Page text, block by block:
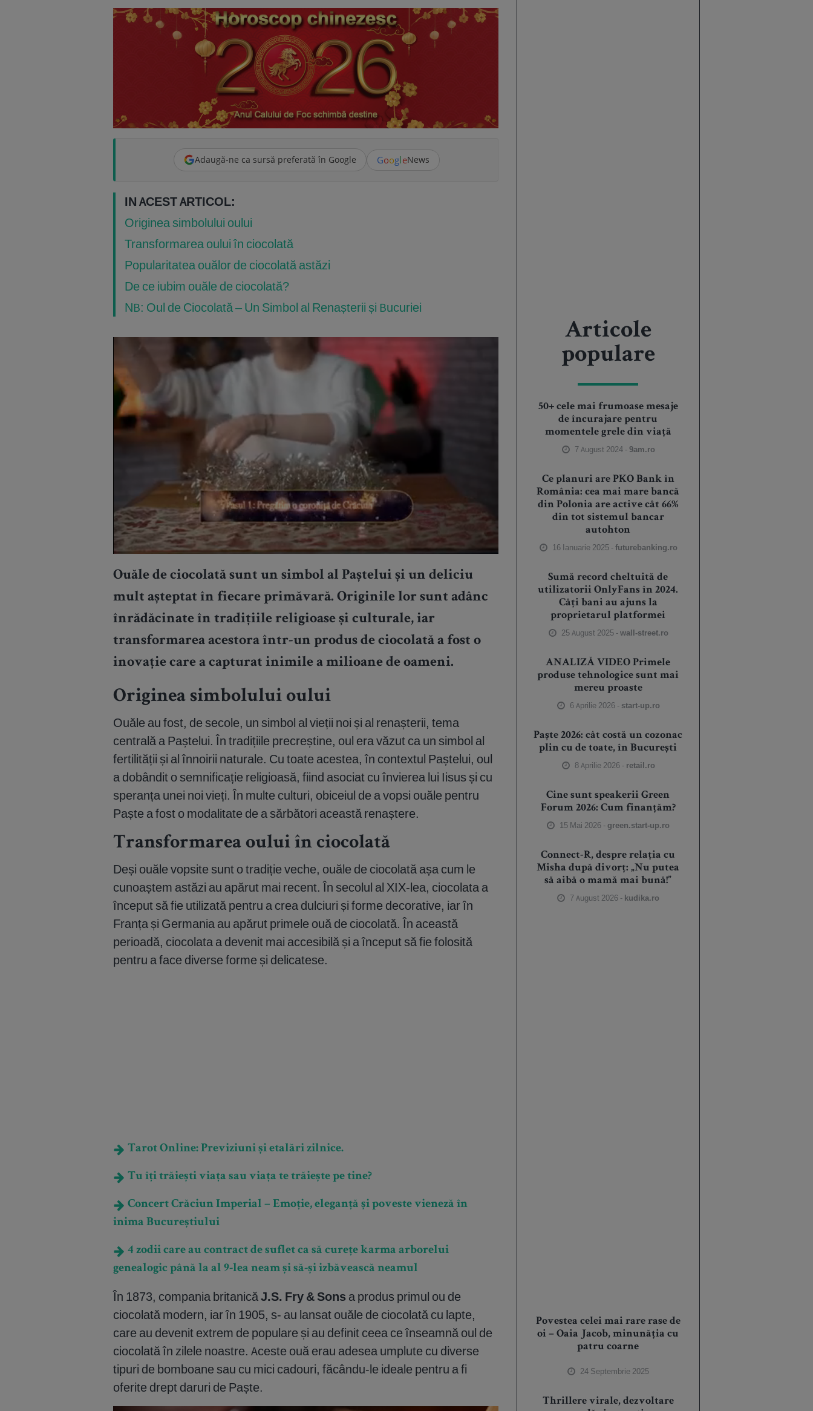
Adaugă-ne ca sursă preferată în Google GoogleNews
IN ACEST ARTICOL:
Originea simbolului oului
Transformarea oului în ciocolată
Popularitatea ouălor de ciocolată astăzi
De ce iubim ouăle de ciocolată?
NB: Oul de Ciocolată – Un Simbol al Renașterii și Bucuriei
Ouăle de ciocolată sunt un simbol al Paștelui și un deliciu
mult așteptat în fiecare primăvară. Originile lor sunt adânc
înrădăcinate în tradițiile religioase și culturale, iar
transformarea acestora într-un produs de ciocolată a fost o
inovație care a capturat inimile a milioane de oameni.
Originea simbolului oului
Ouăle au fost, de secole, un simbol al vieții noi și al renașterii, tema
centrală a Paștelui. În tradițiile precreștine, oul era văzut ca un simbol al
fertilității și al înnoirii naturale. Cu toate acestea, în contextul Paștelui, oul
a dobândit o semnificație religioasă, fiind asociat cu învierea lui Iisus și cu
speranța unei noi vieți. În multe culturi, obiceiul de a vopsi ouăle pentru
Paște a fost o modalitate de a sărbători această renaștere.
Transformarea oului în ciocolată
Deși ouăle vopsite sunt o tradiție veche, ouăle de ciocolată așa cum le
cunoaștem astăzi au apărut mai recent. În secolul al XIX-lea, ciocolata a
început să fie utilizată pentru a crea dulciuri și forme decorative, iar în
Franța și Germania au apărut primele ouă de ciocolată. În această
perioadă, ciocolata a devenit mai accesibilă și a început să fie folosită
pentru a face diverse forme și delicatese.
Tarot Online: Previziuni și etalări zilnice.
Tu îți trăiești viața sau viața te trăiește pe tine?
Concert Crăciun Imperial – Emoție, eleganță și poveste vieneză în
inima Bucureștiului
4 zodii care au contract de suflet ca să curețe karma arborelui
genealogic până la al 9-lea neam și să-și izbăvească neamul
În 1873, compania britanicăJ.S. Fry & Sons a produs primul ou de
ciocolată modern, iar în 1905, s- au lansat ouăle de ciocolată cu lapte,
care au devenit extrem de populare și au definit ceea ce înseamnă oul de
ciocolată în zilele noastre. Aceste ouă erau adesea umplute cu diverse
tipuri de bomboane sau cu mici cadouri, făcându-le ideale pentru a fi
oferite drept daruri de Paște.
Articole
populare
50+ cele mai frumoase mesaje
de încurajare pentru
momentele grele din viață
7 August 2024 -9am.ro
Ce planuri are PKO Bank în
România: cea mai mare bancă
din Polonia are active cât 66%
din tot sistemul bancar
autohton
16 Ianuarie 2025 -futurebanking.ro
Sumă record cheltuită de
utilizatorii OnlyFans în 2024.
Câți bani au ajuns la
proprietarul platformei
25 August 2025 -wall-street.ro
ANALIZĂ VIDEO Primele
produse tehnologice sunt mai
mereu proaste
6 Aprilie 2026 - start-up.ro
Paște 2026: cât costă un cozonac
plin cu de toate, în București
8 Aprilie 2026 - retail.ro
Cine sunt speakerii Green
Forum 2026: Cum finanțăm?
15 Mai 2026 - green.start-up.ro
Connect-R, despre relația cu
Misha după divorț: „Nu putea
să aibă o mamă mai bună!”
7 August 2026 - kudika.ro
Povestea celei mai rare rase de
oi – Oaia Jacob, minunăția cu
patru coarne
24 Septembrie 2025
Thrillere virale, dezvoltare